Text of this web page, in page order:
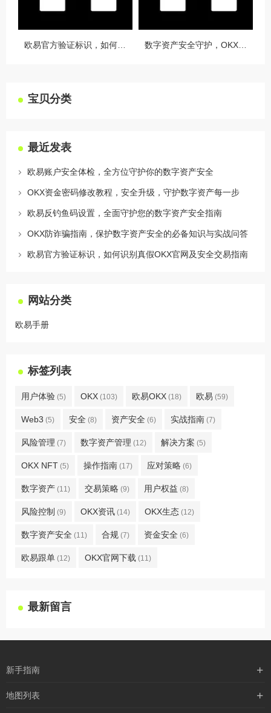
宝贝分类
最近发表
欧易账户安全体检，全方位守护你的数字资产安全
OKX资金密码修改教程，安全升级，守护数字资产每一步
欧易反钓鱼码设置，全面守护您的数字资产安全指南
OKX防诈骗指南，保护数字资产安全的必备知识与实战问答
欧易官方验证标识，如何识别真假OKX官网及安全交易指南
网站分类
欧易手册
标签列表
用户体验 (5) OKX (103) 欧易OKX (18) 欧易 (59)
Web3 (5) 安全 (8) 资产安全 (6) 实战指南 (7)
风险管理 (7) 数字资产管理 (12) 解决方案 (5)
OKX NFT (5) 操作指南 (17) 应对策略 (6)
数字资产 (11) 交易策略 (9) 用户权益 (8)
风险控制 (9) OKX资讯 (14) OKX生态 (12)
数字资产安全 (11) 合规 (7) 资金安全 (6)
欧易跟单 (12) OKX官网下载 (11)
最新留言
新手指南
购买流程
地图列表